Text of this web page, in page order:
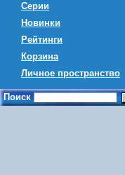
Серии
Новинки
Рейтинги
Корзина
Личное пространство
Поиск